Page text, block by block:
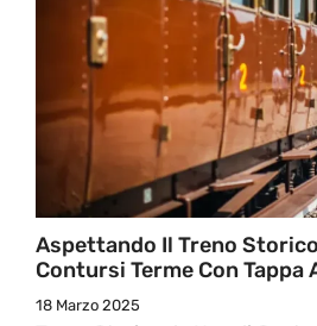
Aspettando Il Treno
Contursi Terme Con Tappa
18 Marzo 2025